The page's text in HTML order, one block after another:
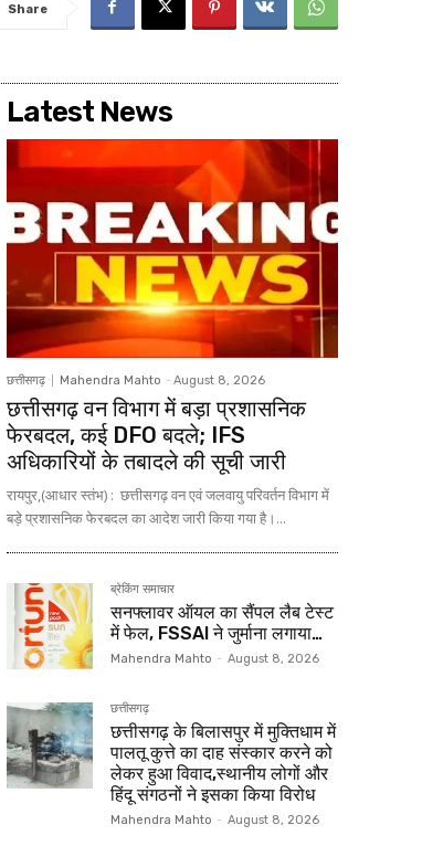
Share
Latest News
छत्तीसगढ़ Mahendra Mahto - August 8, 2026
छत्तीसगढ़ वन विभाग में बड़ा प्रशासनिक
फेरबदल, कई DFO बदले; IFS
अधिकारियों के तबादले की सूची जारी
रायपुर,(आधार स्तंभ) : छत्तीसगढ़ वन एवं जलवायु परिवर्तन विभाग में
बड़े प्रशासनिक फेरबदल का आदेश जारी किया गया है।...
ब्रेकिंग समाचार
सनफ्लावर ऑयल का सैंपल लैब टेस्ट
में फेल, FSSAI ने जुर्माना लगाया…
Mahendra Mahto - August 8, 2026
छत्तीसगढ़
छत्तीसगढ़ के बिलासपुर में मुक्तिधाम में
पालतू कुत्ते का दाह संस्कार करने को
लेकर हुआ विवाद,स्थानीय लोगों और
हिंदू संगठनों ने इसका किया विरोध
Mahendra Mahto - August 8, 2026